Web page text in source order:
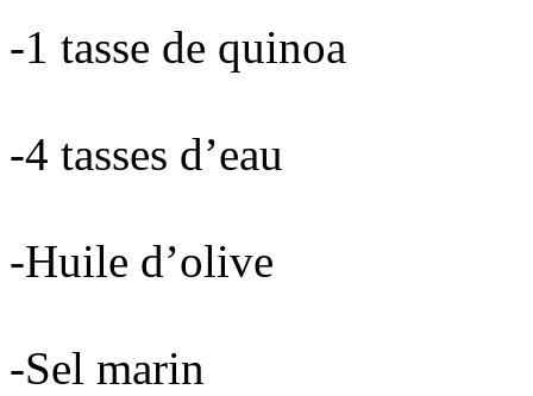
-1 tasse de quinoa
-4 tasses d’eau
-Huile d’olive
-Sel marin